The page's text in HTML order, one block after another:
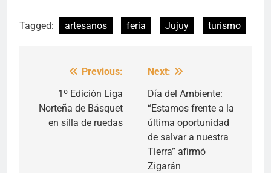
Tagged: artesanos feria Jujuy turismo
Navegación
entradas
Previous:
1º Edición Liga
Norteña de Básquet
en silla de ruedas
Next:
Día del Ambiente:
“Estamos frente a la
última oportunidad
de salvar a nuestra
Tierra” afirmó
Zigarán